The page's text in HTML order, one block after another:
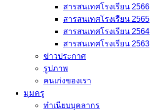
สารสนเทศโรงเรียน 2566
สารสนเทศโรงเรียน 2565
สารสนเทศโรงเรียน 2564
สารสนเทศโรงเรียน 2563
ข่าวประกาศ
รูปภาพ
คนเก่งของเรา
มุมครู
ทำเนียบบุคลากร